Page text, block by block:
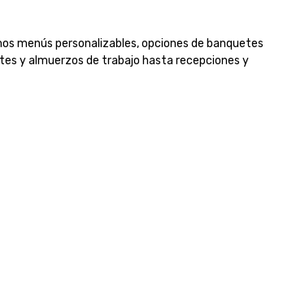
menús personalizables, opciones de banquetes
y almuerzos de trabajo hasta recepciones y